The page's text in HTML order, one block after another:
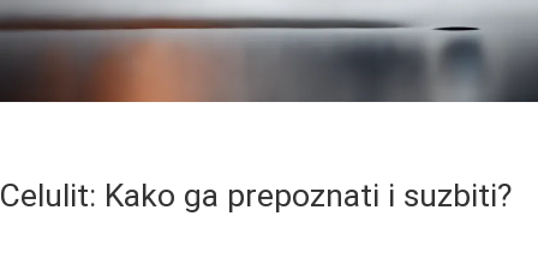
Celulit: Kako ga prepoznati i suzbiti?